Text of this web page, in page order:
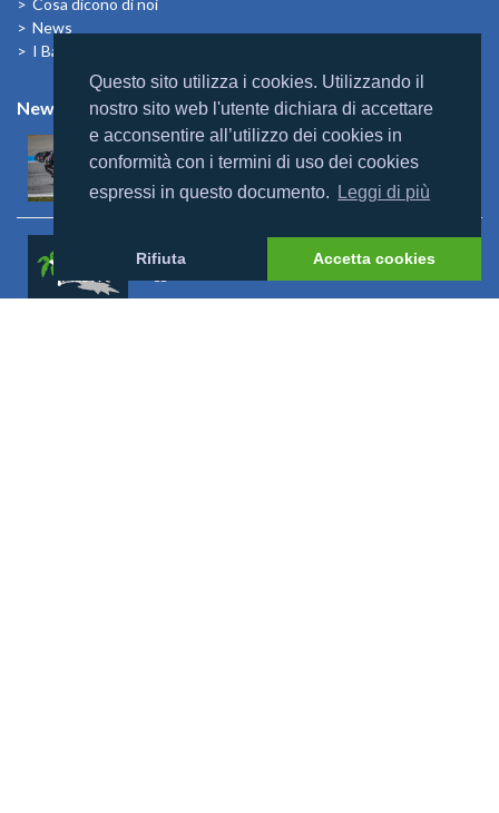
Questo sito utilizza i cookies. Utilizzando il
nostro sito web l'utente dichiara di accettare
e acconsentire all’utilizzo dei cookies in
conformità con i termini di uso dei cookies
espressi in questo documento.
Leggi di più
Rifiuta Accetta cookies
News
I Bambini alle Maldive
News
Mondomaldive & Tony Arbolino
Rebranding Universal Resorts